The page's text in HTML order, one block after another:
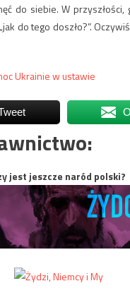
do siebie. W
do tego doszło?”.
Ukrainie w ustawie
jest jeszcze naród polski?